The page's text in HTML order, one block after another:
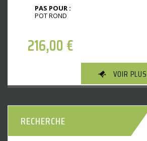
PAS POUR :
POT ROND
216,00€
VOIR PLUS
RECHERCHE